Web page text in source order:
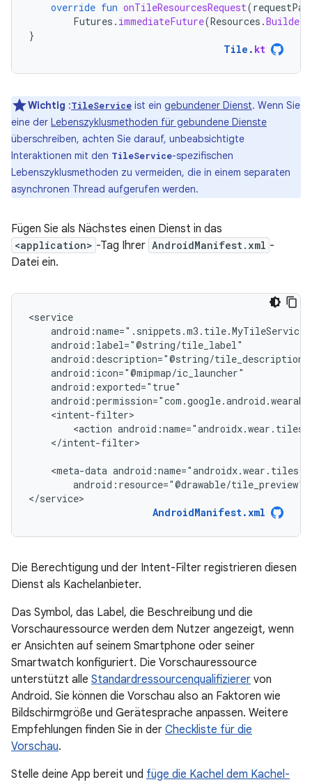
override fun onTileResourcesRequest(
Futures . immediateFuture(Resources .Builder
}
Tile . kt
Wichtig :TileService ist ein gebundener Dienst. Wenn Sie
eine der Lebenszyklusmethoden für gebundene Dienste
überschreiben, achten Sie darauf, unbeabsichtigte
Interaktionen mit den TileService-spezifischen
Lebenszyklusmethoden zu vermeiden, die in einem separaten
asynchronen Thread aufgerufen werden.
Fügen Sie als Nächstes einen Dienst in das
<application> -Tag Ihrer AndroidManifest.xml -
Datei ein.
<action
</intent-filter>
<meta-data
android:resource="@drawable/tile_preview"
</service>
AndroidManifest.xml
Die Berechtigung und der Intent-Filter registrieren diesen
Dienst als Kachelanbieter.
Das Symbol, das Label, die Beschreibung und die
Vorschauressource werden dem Nutzer angezeigt, wenn
er Ansichten auf seinem Smartphone oder seiner
Smartwatch konfiguriert. Die Vorschauressource
unterstützt alle Standardressourcenqualifizierer von
Android. Sie können die Vorschau also an Faktoren wie
Bildschirmgröße und Gerätesprache anpassen. Weitere
Empfehlungen finden Sie in der Checkliste für die
Vorschau.
Stelle deine App bereit und füge die Kachel dem Kachel-